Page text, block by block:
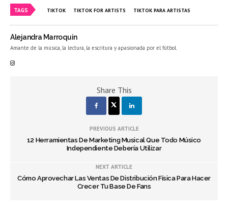
TAGS TIKTOK TIKTOK FOR ARTISTS TIKTOK PARA ARTISTAS
Alejandra Marroquin
Amante de la música, la lectura, la escritura y apasionada por el fútbol.
Share This
PREVIOUS ARTICLE
12 Herramientas De Marketing Musical Que Todo Músico
Independiente Debería Utilizar
NEXT ARTICLE
Cómo Aprovechar Las Ventas De Distribución Física Para Hacer
Crecer Tu Base De Fans